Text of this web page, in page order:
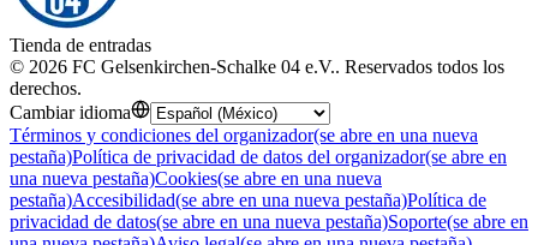
Tienda de entradas
© 2026 FC Gelsenkirchen-Schalke 04 e.V.. Reservados todos los
derechos.
Cambiar idioma
Términos y condiciones del organizador(se abre en una nueva
pestaña)Política de privacidad de datos del organizador(se abre en
una nueva pestaña)Cookies(se abre en una nueva
pestaña)Accesibilidad(se abre en una nueva pestaña)Política de
privacidad de datos(se abre en una nueva pestaña)Soporte(se abre en